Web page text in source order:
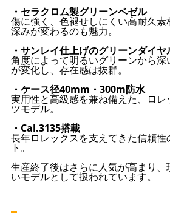
・セラクロム製グリーンベゼル
傷に強く、色褪せしにくい高耐久
深みが変わるのも魅力。
・サンレイ仕上げのグリーンダイヤ
角度によって明るいグリーンから
が変化し、存在感は抜群。
・ケース径40mm・300m防水
実用性と高級感を兼ね備えた、ロ
ツモデル。
・Cal.3135搭載
長年ロレックスを支えてきた信頼性
ト。
生産終了後はさらに人気が高まり
いモデルとして扱われています。